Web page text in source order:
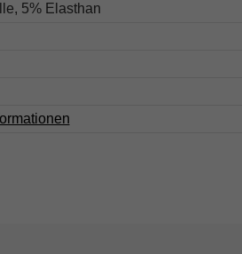
5% Elasthan